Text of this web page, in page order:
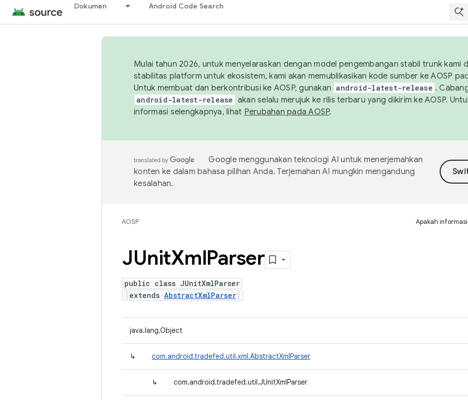
Dokumen Android Code Search
Mulai tahun 2026, untuk menyelaraskan dengan model pengembangan stabil trunk kami
stabilitas platform untuk ekosistem, kami akan memublikasikan kode sumber ke AOSP
Untuk membuat dan berkontribusi ke AOSP, gunakan android-latest-release .
android-latest-release akan selalu merujuk ke rilis terbaru yang dikirim ke AOSP.
informasi selengkapnya, lihat Perubahan pada AOSP.
Google menggunakan teknologi AI untuk menerjemahkan
konten ke dalam bahasa pilihan Anda. Terjemahan AI mungkin mengandung
kesalahan.
AOSP Apakah
JUnitXmlParser
public class JUnitXmlParser
extends AbstractXmlParser
java.lang.Object
↳ com.android.tradefed.util.xml.AbstractXmlParser
↳ com.android.tradefed.util.JUnitXmlParser